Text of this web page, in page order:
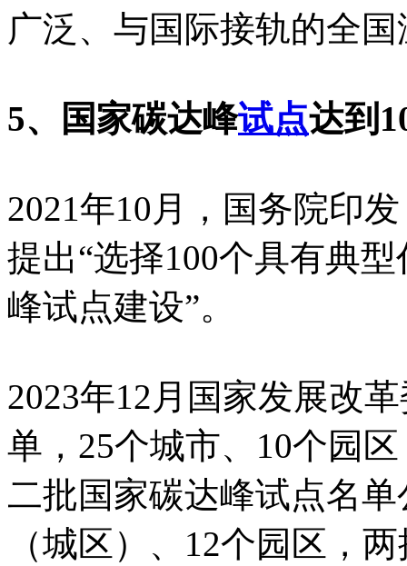
广泛、与国际接轨的全
5、国家碳达峰试点达到
2021年10月，国务院印
提出“选择100个具有典
峰试点建设”。
2023年12月国家发展改
单，25个城市、10个园
二批国家碳达峰试点名
（城区）、12个园区，